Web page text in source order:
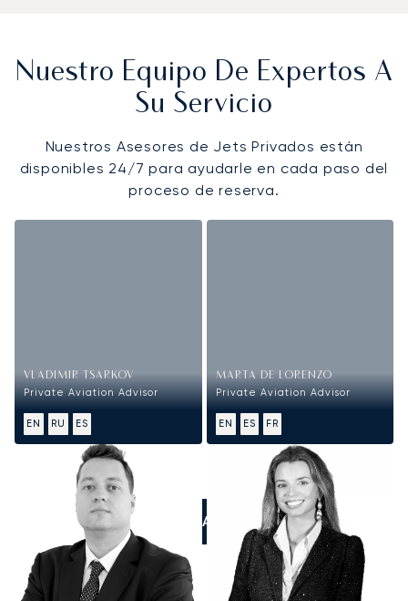
Nuestro Equipo De Expertos A
Su Servicio
Nuestros Asesores de Jets Privados están
disponibles 24/7 para ayudarle en cada paso del
proceso de reserva.
VLADIMIR TSARKOV
Private Aviation Advisor
EN RU ES
MARTA DE LORENZO
Private Aviation Advisor
EN ES FR
LLÁMANOS